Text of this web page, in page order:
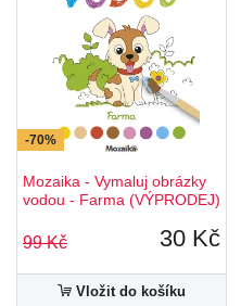
-70%
Mozaika - Vymaluj obrázky
vodou - Farma (VÝPRODEJ)
99 Kč 30 Kč
Vložit do košíku